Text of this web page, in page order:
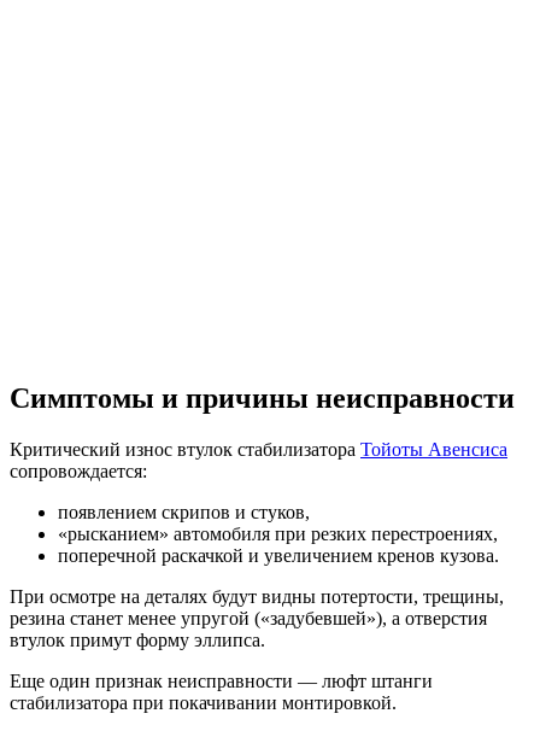
Симптомы и причины неисправности
Критический износ втулок стабилизатора Тойоты Авенсиса
сопровождается:
появлением скрипов и стуков,
«рысканием» автомобиля при резких перестроениях,
поперечной раскачкой и увеличением кренов кузова.
При осмотре на деталях будут видны потертости, трещины,
резина станет менее упругой («задубевшей»), а отверстия
втулок примут форму эллипса.
Еще один признак неисправности — люфт штанги
стабилизатора при покачивании монтировкой.